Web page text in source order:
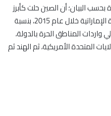
بحسب البيان؛ أن الصين حلت كأبرز
الدول من حيث واردات المناطق الحرة الإماراتية خلال عام 2015، بنسبة
من إجمالي واردات المناطق الحرة بالدولة،
المتحدة الأمريكية، ثم الهند ثم